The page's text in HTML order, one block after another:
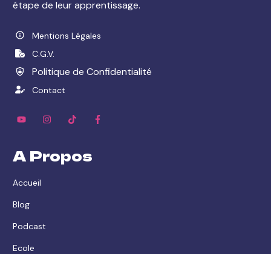
étape de leur apprentissage.
Mentions Légales
C.G.V.
Politique de Confidentialité
Contact
A Propos
Accueil
Blog
Podcast
Ecole